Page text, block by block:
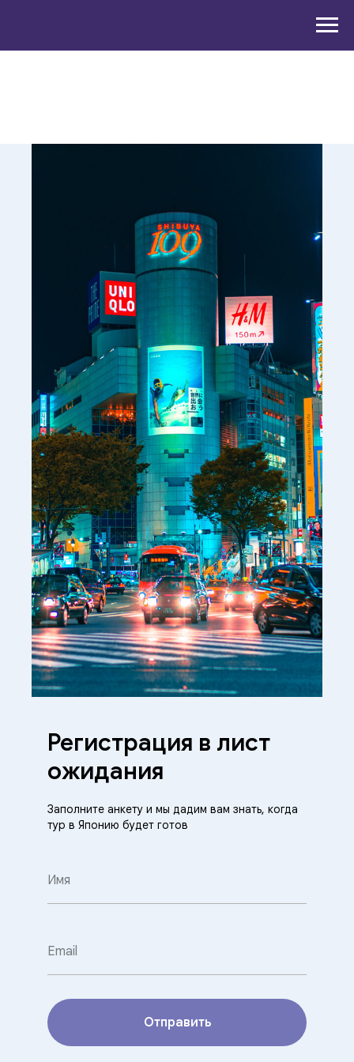
Регистрация в лист
ожидания
Заполните анкету и мы дадим вам знать, когда
тур в Японию будет готов
Отправить